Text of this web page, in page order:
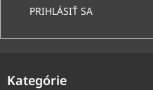
PRIHLÁSIŤ SA
Kategórie